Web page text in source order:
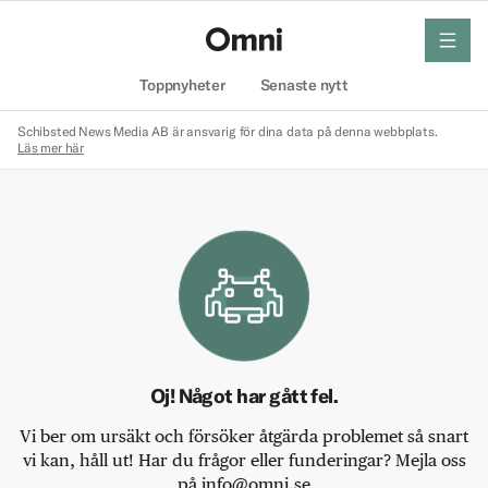
Toppnyheter Senaste nytt
meny
Schibsted News Media AB är ansvarig för dina data på denna webbplats.
Läs mer här
Oj! Något har gått fel.
Vi ber om ursäkt och försöker åtgärda problemet så snart
vi kan, håll ut! Har du frågor eller funderingar? Mejla oss